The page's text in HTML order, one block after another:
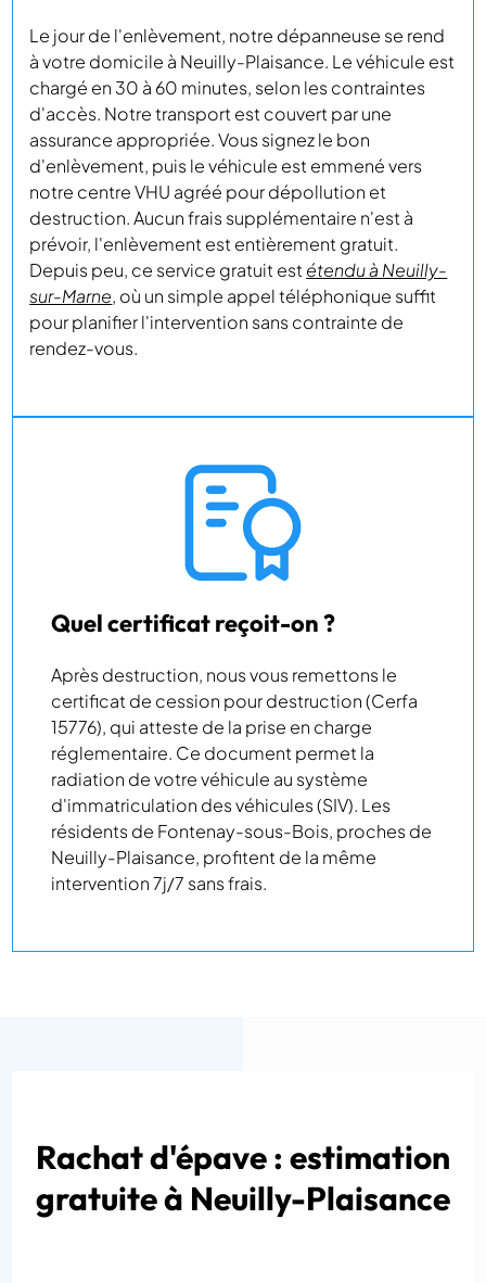
Le jour de l'enlèvement, notre dépanneuse se rend
à votre domicile à Neuilly-Plaisance. Le véhicule est
chargé en 30 à 60 minutes, selon les contraintes
d'accès. Notre transport est couvert par une
assurance appropriée. Vous signez le bon
d'enlèvement, puis le véhicule est emmené vers
notre centre VHU agréé pour dépollution et
destruction. Aucun frais supplémentaire n'est à
prévoir, l'enlèvement est entièrement gratuit.
Depuis peu, ce service gratuit est étendu à Neuilly-
sur-Marne, où un simple appel téléphonique suffit
pour planifier l'intervention sans contrainte de
rendez-vous.
Quel certificat reçoit-on ?
Après destruction, nous vous remettons le
certificat de cession pour destruction (Cerfa
15776), qui atteste de la prise en charge
réglementaire. Ce document permet la
radiation de votre véhicule au système
d'immatriculation des véhicules (SIV). Les
résidents de Fontenay-sous-Bois, proches de
Neuilly-Plaisance, profitent de la même
intervention 7j/7 sans frais.
Rachat d'épave : estimation
gratuite à Neuilly-Plaisance